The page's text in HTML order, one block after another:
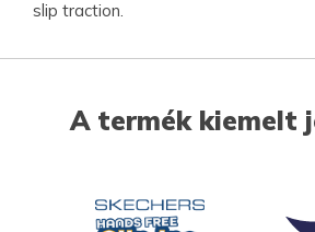
slip traction.
A termék kiemelt